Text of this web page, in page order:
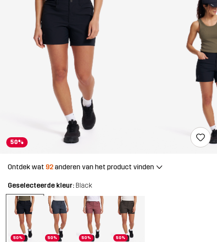
50%
Ontdek wat 92anderen van het product vinden
Geselecteerde kleur: Black
50% 50% 50% 50%